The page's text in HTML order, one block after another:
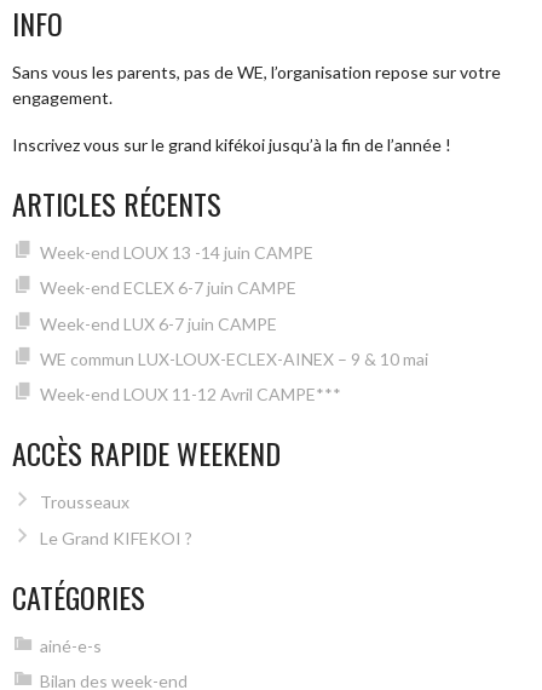
ARTICLES
INFO
Sans vous les parents, pas de WE, l’organisation repose sur votre
engagement.
Inscrivez vous sur le grand kifékoi jusqu’à la fin de l’année !
ARTICLES RÉCENTS
Week-end LOUX 13 -14 juin CAMPE
Week-end ECLEX 6-7 juin CAMPE
Week-end LUX 6-7 juin CAMPE
WE commun LUX-LOUX-ECLEX-AINEX – 9 & 10 mai
Week-end LOUX 11-12 Avril CAMPE***
ACCÈS RAPIDE WEEKEND
Trousseaux
Le Grand KIFEKOI ?
CATÉGORIES
ainé-e-s
Bilan des week-end